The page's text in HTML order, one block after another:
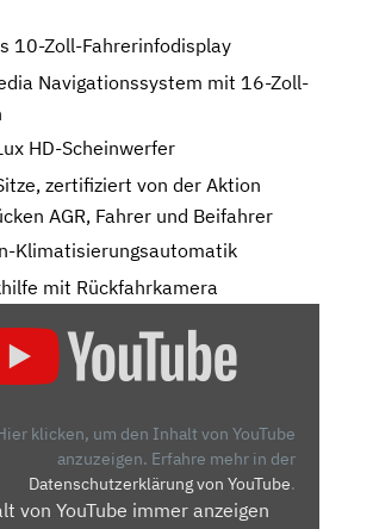
10-Zoll-Fahrerinfodisplay
Navigationssystem mit 16-Zoll-
HD-Scheinwerfer
zertifiziert von der Aktion
AGR, Fahrer und Beifahrer
Klimatisierungsautomatik
mit Rückfahrkamera
klicken, um den Inhalt von YouTube
anzuzeigen. Erfahre mehr in der
Datenschutzerklärung von YouTube.
von YouTube immer anzeigen